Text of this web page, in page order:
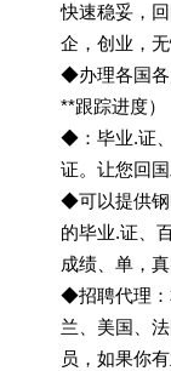
快速稳妥，
企，创业，
◆办理各国各
**跟踪进度
◆：毕业.证
证。让您回
◆可以提供钢
的毕业.证、
成绩、单，
◆招聘代理：
兰、美国、
员，如果你